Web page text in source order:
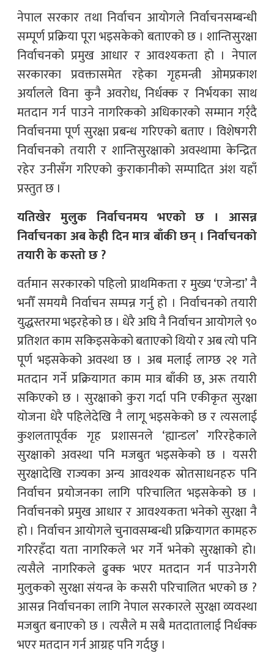
नेपाल सरकार तथा निर्वाचन आयोगले निर्वाचनसम्बन्धी
सम्पूर्ण प्रक्रिया पूरा भइसकेको बताएको छ । शान्तिसुरक्षा
निर्वाचनको प्रमुख आधार र आवश्यकता हो । नेपाल
सरकारका प्रवक्तासमेत रहेका गृहमन्त्री ओमप्रकाश
अर्यालले विना कुनै अवरोध, निर्धक्क र निर्भयका साथ
मतदान गर्न पाउने नागरिकको अधिकारको सम्मान गर्र्दै
निर्वाचनमा पूर्ण सुरक्षा प्रबन्ध गरिएको बताए । विशेषगरी
निर्वाचनको तयारी र शान्तिसुरक्षाको अवस्थामा केन्द्रित
रहेर उनीसँग गरिएकाे कुराकानीको सम्पादित अंश यहाँ
प्रस्तुत छ ।
यतिखेर मुलुक निर्वाचनमय भएको छ । आसन्न
निर्वाचनका अब केही दिन मात्र बाँकी छन् । निर्वाचनको
तयारी के कस्तो छ ?
वर्तमान सरकारको पहिलो प्राथमिकता र मुख्य ‘एजेन्डा’ नै
भनौँ समयमै निर्वाचन सम्पन्न गर्नु हो । निर्वाचनको तयारी
युद्धस्तरमा भइरहेको छ । धेरै अघि नै निर्वाचन आयोगले ९०
प्रतिशत काम सकिइसकेको बताएको थियो र अब त्यो पनि
पूर्ण भइसकेको अवस्था छ । अब मलाई लाग्छ २१ गते
मतदान गर्ने प्रक्रियागत काम मात्र बाँकी छ, अरू तयारी
सकिएको छ । सुरक्षाको कुरा गर्दा पनि एकीकृत सुरक्षा
योजना धेरै पहिलेदेखि नै लागू भइसकेको छ र त्यसलाई
कुशलतापूर्वक गृह प्रशासनले ‘ह्यान्डल’ गरिरहेकाले
सुरक्षाको अवस्था पनि मजबुत भइसकेको छ । यसरी
सुरक्षादेखि राज्यका अन्य आवश्यक स्रोतसाधनहरु पनि
निर्वाचन प्रयोजनका लागि परिचालित भइसकेको छ ।
निर्वाचनको प्रमुख आधार र आवश्यकता भनेको सुरक्षा नै
हो । निर्वाचन आयोगले चुनावसम्बन्धी प्रक्रियागत कामहरु
गरिरहँदा यता नागरिकले भर गर्ने भनेको सुरक्षाको हो।
त्यसैले नागरिकले ढुक्क भएर मतदान गर्न पाउनेगरी
मुलुकको सुरक्षा संयन्त्र के कसरी परिचालित भएको छ ?
आसन्न निर्वाचनका लागि नेपाल सरकारले सुरक्षा व्यवस्था
मजबुत बनाएको छ । त्यसैले म सबै मतदातालाई निर्धक्क
भएर मतदान गर्न आग्रह पनि गर्दछु ।